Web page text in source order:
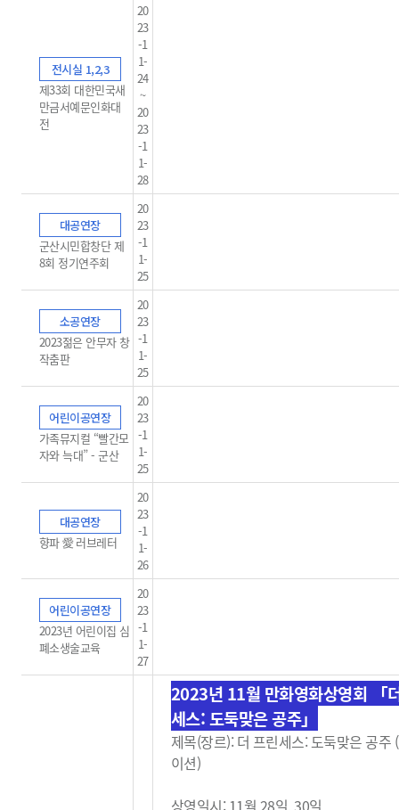
전시실 1,2,3
제33회 대한민국새
만금서예문인화대
전
20
23
-1
1-
24
~
20
23
-1
1-
28
대공연장
군산시민합창단 제
8회 정기연주회
20
23
-1
1-
25
소공연장
2023젊은 안무자 창
작춤판
20
23
-1
1-
25
어린이공연장
가족뮤지컬 “빨간모
자와 늑대” - 군산
20
23
-1
1-
25
대공연장
향파 愛 러브레터
20
23
-1
1-
26
어린이공연장
2023년 어린이집 심
폐소생술교육
20
23
-1
1-
27
2023년 11월 만화영화상영회 「
세스: 도둑맞은 공주」
제목(장르): 더 프린세스: 도둑맞은 공주
이션)
상영일시: 11월 28일, 30일